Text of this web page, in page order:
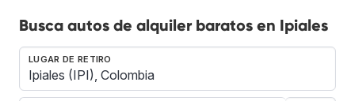
Busca autos de alquiler baratos en Ipiales
LUGAR DE RETIRO